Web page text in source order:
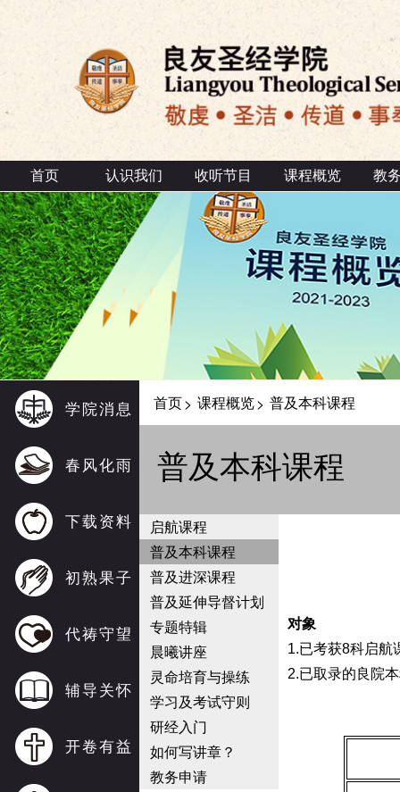
首页 认识我们 收听节目 课程概览 教
学院消息
春风化雨
下载资料
初熟果子
代祷守望
辅导关怀
开卷有益
首页> 课程概览> 普及本科课程
普及本科课程
启航课程
普及本科课程
普及进深课程
普及延伸导督计划
专题特辑
晨曦讲座
灵命培育与操练
学习及考试守则
研经入门
如何写讲章？
教务申请
对象
1.已考获8科启航
2.已取录的良院